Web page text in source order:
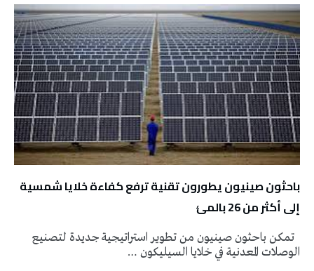
باحثون صينيون يطورون تقنية ترفع كفاءة خلايا شمسية
إلى أكثر من 26 بالمئ
تمكن باحثون صينيون من تطوير استراتيجية جديدة لتصنيع
الوصلات المعدنية في خلايا السيليكون …